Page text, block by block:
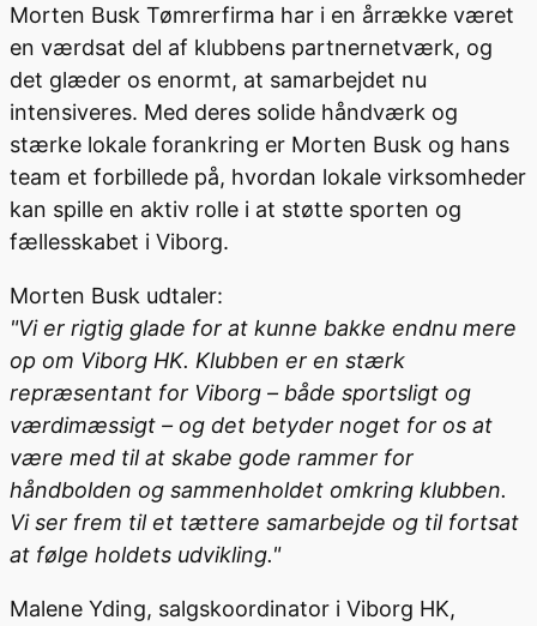
Morten Busk Tømrerfirma har i en årrække været
en værdsat del af klubbens partnernetværk, og
det glæder os enormt, at samarbejdet nu
intensiveres. Med deres solide håndværk og
stærke lokale forankring er Morten Busk og hans
team et forbillede på, hvordan lokale virksomheder
kan spille en aktiv rolle i at støtte sporten og
fællesskabet i Viborg.
Morten Busk udtaler:
"Vi er rigtig glade for at kunne bakke endnu mere
op om Viborg HK. Klubben er en stærk
repræsentant for Viborg – både sportsligt og
værdimæssigt – og det betyder noget for os at
være med til at skabe gode rammer for
håndbolden og sammenholdet omkring klubben.
Vi ser frem til et tættere samarbejde og til fortsat
at følge holdets udvikling."
Malene Yding, salgskoordinator i Viborg HK,